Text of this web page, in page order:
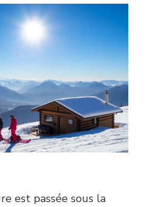
est passée sous la